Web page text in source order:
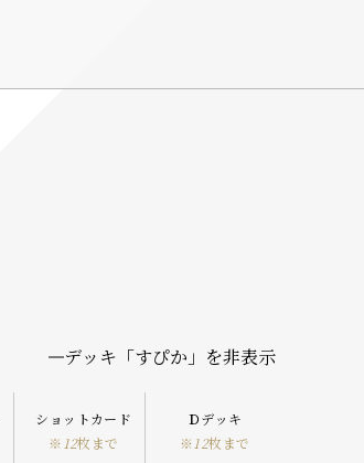
デッキ「すぴか 」を非表示
ショットカード
※ 12枚まで
Ｄデッキ
※ 12枚まで